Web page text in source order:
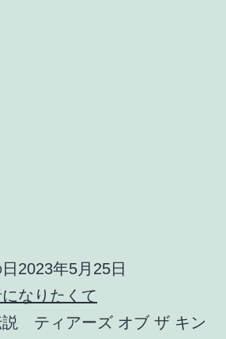
2023年5月25日
なりたくて
説 ティアーズ オブ ザ キン